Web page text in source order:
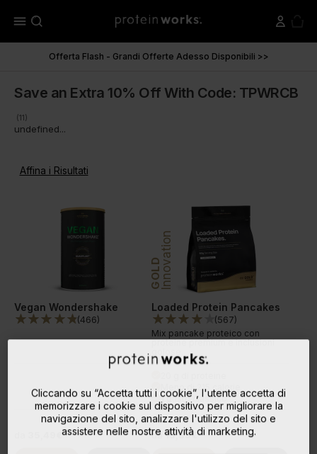
menu
Offerta Flash - Grandi Offerte Adesso Disponibili >>
Save an Extra 10% Off With Code: TPWRCB
(11)
undefined...
Affina i Risultati
Vegan Wondershake
(466)
35,49€
GOLDInnovation
Loaded Protein Pancakes
(567)
Mix pancake proteico con
proteine premium e inclusioni
Meno di 215 calorie
done 1 gusto classico
da 15,33€
Cliccando su “Accetta tutti i cookie”, l'utente accetta di
memorizzare i cookie sul dispositivo per migliorare la
navigazione del sito, analizzare l'utilizzo del sito e
assistere nelle nostre attività di marketing.